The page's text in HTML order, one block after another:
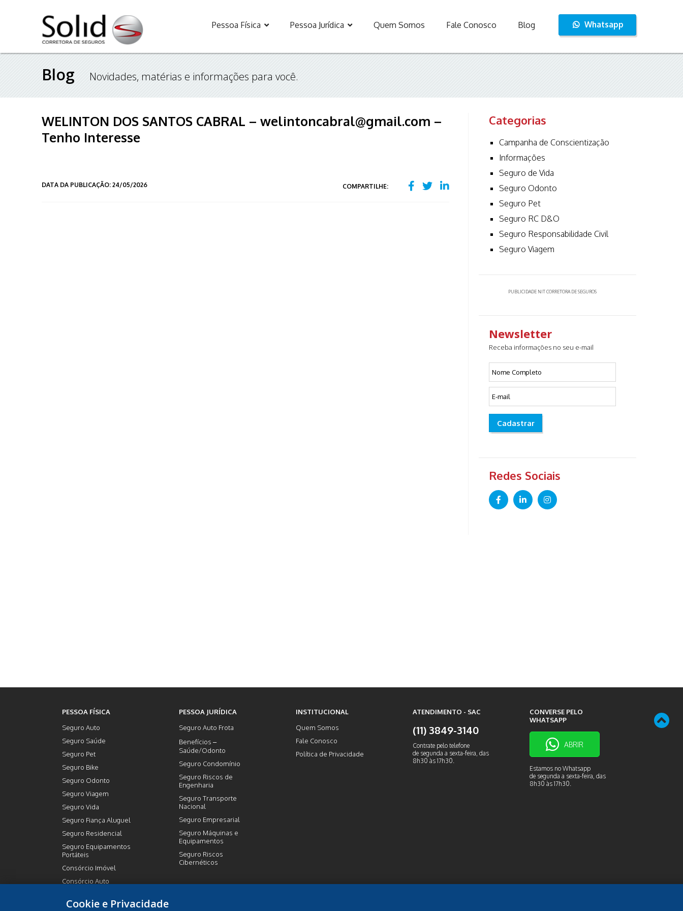
Pessoa Física Pessoa Jurídica Quem Somos Fale Conosco Blog Whatsapp
Blog Novidades, matérias e informações para você.
WELINTON DOS SANTOS CABRAL – welintoncabral@gmail.com –
Tenho Interesse
DATA DA PUBLICAÇÃO: 24/05/2026 COMPARTILHE:
Categorias
Campanha de Conscientização
Informações
Seguro de Vida
Seguro Odonto
Seguro Pet
Seguro RC D&O
Seguro Responsabilidade Civil
Seguro Viagem
PUBLICIDADE NIT CORRETORA DE SEGUROS
Newsletter
Receba informações no seu e-mail
Cadastrar
Redes Sociais
PESSOA FÍSICA
Seguro Auto
Seguro Saúde
Seguro Pet
Seguro Bike
Seguro Odonto
Seguro Viagem
Seguro Vida
Seguro Fiança Aluguel
Seguro Residencial
Seguro Equipamentos
Portáteis
Consórcio Imóvel
Consórcio Auto
PESSOA JURÍDICA
Seguro Auto Frota
Benefícios –
Saúde/Odonto
Seguro Condomínio
Seguro Riscos de
Engenharia
Seguro Transporte
Nacional
Seguro Empresarial
Seguro Máquinas e
Equipamentos
Seguro Riscos
Cibernéticos
INSTITUCIONAL
Quem Somos
Fale Conosco
Política de Privacidade
ATENDIMENTO - SAC
(11) 3849-3140
Contrate pelo telefone
de segunda a sexta-feira, das
8h30 às 17h30.
CONVERSE PELO
WHATSAPP
ABRIR
Estamos no Whatsapp
de segunda a sexta-feira, das
8h30 às 17h30.
Cookie e Privacidade